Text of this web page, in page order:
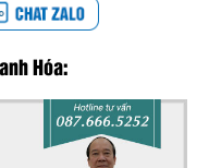
Hóa: